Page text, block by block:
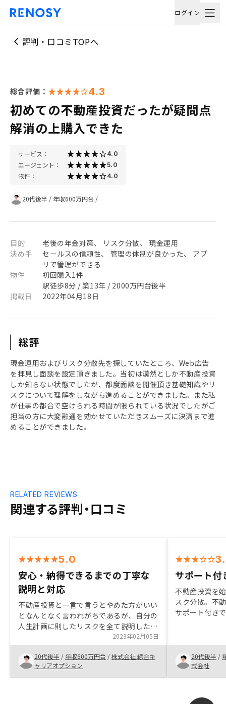
ログイン
評判・口コミTOPへ
総合評価： 4.3
初めての不動産投資だったが疑問点
解消の上購入できた
サービス： 4.0
エージェント： 5.0
物件： 4.0
20代後半 / 年収600万円台 /
目的
老後の年金対策、 リスク分散、 現金運用
決め手
セールスの信頼性、 管理の体制が良かった、 アプ
リで管理ができる
物件
初回購入1件
駅徒歩8分 / 築13年 / 2000万円台後半
掲載日
2022年04月18日
総評
現金運用およびリスク分散先を探していたところ、Web広告
を拝見し面談を設定頂きました。当初は漠然としか不動産投資
しか知らない状態でしたが、都度面談を開催頂き基礎知識やリ
スクについて理解をしながら進めることができました。また私
が仕事の都合で空けられる時間が限られている状況でしたがご
担当の方に大変融通を効かせていただきスムーズに決済まで進
めることができました。
関連する評判・口コミ
RELATED REVIEWS
5.0
安心・納得できるまでの丁寧な
説明と対応
不動産投資と一言で言うとやめた方がいい
となんとなく言われがちであるが、自分の
人生計画に則したリスクを全て説明した上
での契約だったので、自分のやる理由が明
確になった。また担当の方の真摯な対応を
見て信頼できると思えたのも大きな要因。
2023年02月05日
20代後半 / 年収600万円台 /株式会社 綜合キ
ャリアオプション
サポート付
不動産投資を
スク分散。不
サポート付き
ロジーズがバ
ある程度高い
におすすめし
るまで粘り強
20代後半 /
式会社